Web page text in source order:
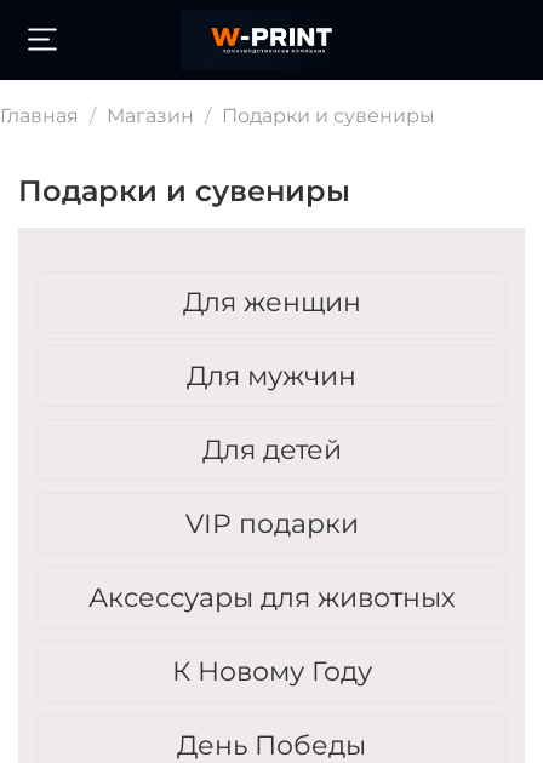
Главная Магазин Подарки и сувениры
Подарки и сувениры
Для женщин
Для мужчин
Для детей
VIP подарки
Аксессуары для животных
К Новому Году
День Победы